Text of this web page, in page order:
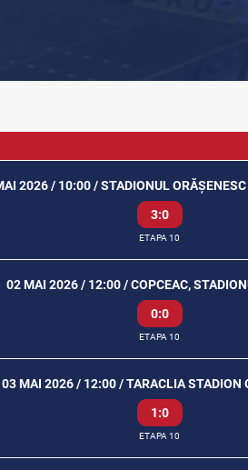
2026 / 10:00 / STADIONUL ORĂȘENESC
3:0
ETAPA 10
02 MAI 2026 / 12:00 / COPCEAC,
0:0
ETAPA 10
03 MAI 2026 / 12:00 / TARACLIA STADION
1:0
ETAPA 10